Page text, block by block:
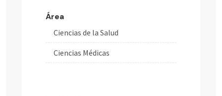
Área
Ciencias de la Salud
Ciencias Médicas